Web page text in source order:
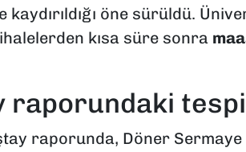
kaydırıldığı öne sürüldü.
kısa süre sonra
raporundaki
raporunda, Döner